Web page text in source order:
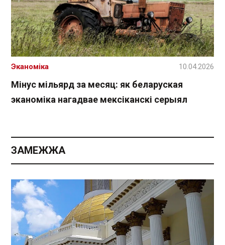
Мінус мільярд за месяц: як беларуская
эканоміка нагадвае мексіканскі серыял
Эканоміка 10.04.2026
ЗАМЕЖЖА